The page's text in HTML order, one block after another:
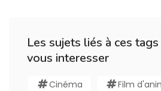
Les sujets liés à ces
vous interesser
Cinéma Film